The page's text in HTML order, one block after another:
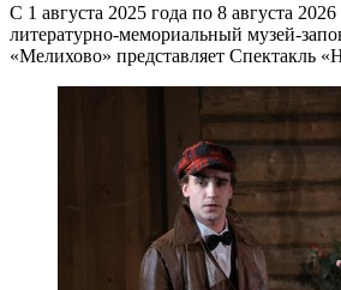
С 1 августа 2025 года по 8 августа
литературно-мемориальный музей-
«Мелихово» представляет Спектакль